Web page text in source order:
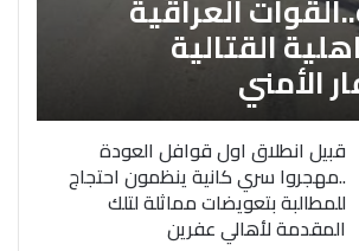
القتالية
الأمني
قبيل انطلاق اول قوافل العودة
..مهجروا سري كانية ينظمون احتجاج
للمطالبة بتعويضات مماثلة لتلك
المقدمة لأهالي عفرين